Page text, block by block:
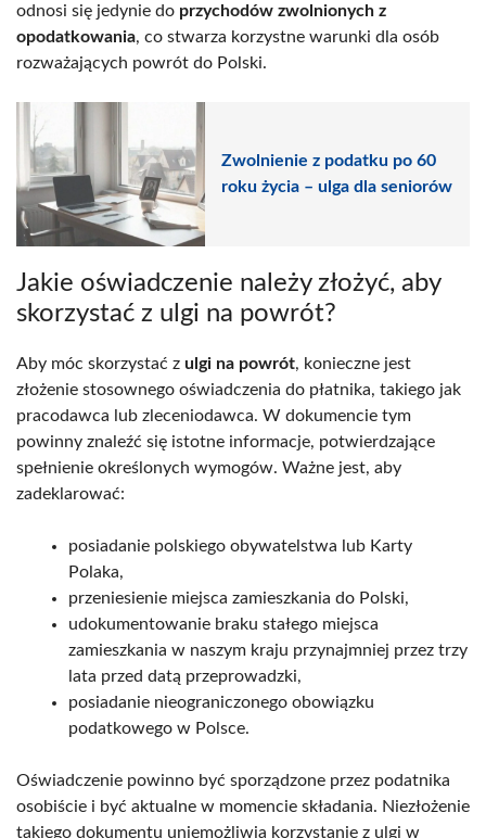
odnosi się jedynie do przychodów zwolnionych z
opodatkowania, co stwarza korzystne warunki dla osób
rozważających powrót do Polski.
Zwolnienie z podatku po 60
roku życia – ulga dla seniorów
Jakie oświadczenie należy złożyć, aby
skorzystać z ulgi na powrót?
Aby móc skorzystać z ulgi na powrót, konieczne jest
złożenie stosownego oświadczenia do płatnika, takiego jak
pracodawca lub zleceniodawca. W dokumencie tym
powinny znaleźć się istotne informacje, potwierdzające
spełnienie określonych wymogów. Ważne jest, aby
zadeklarować:
posiadanie polskiego obywatelstwa lub Karty
Polaka,
przeniesienie miejsca zamieszkania do Polski,
udokumentowanie braku stałego miejsca
zamieszkania w naszym kraju przynajmniej przez trzy
lata przed datą przeprowadzki,
posiadanie nieograniczonego obowiązku
podatkowego w Polsce.
Oświadczenie powinno być sporządzone przez podatnika
osobiście i być aktualne w momencie składania. Niezłożenie
takiego dokumentu uniemożliwia korzystanie z ulgi w